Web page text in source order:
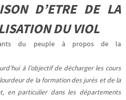
D’ETRE DE LA
DU VIOL
du peuple à propos de la
à l’objectif de décharger les cours
de la formation des jurés et de la
en particulier dans les départements